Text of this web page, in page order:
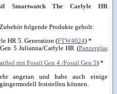
Smartwatch The Carlyle HR
folgende Produkte geholt:
HR 5. Generation (FTW4024) *
5 Julianna/Carlyle HR (Panzerglas
mit Fossil Gen 4 /Fossil Gen 5) *
angetan und habe auch einige
feststellen können.